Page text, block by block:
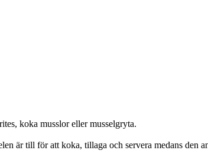
koka musslor eller musselgryta.
är till för att koka, tillaga och servera medans den